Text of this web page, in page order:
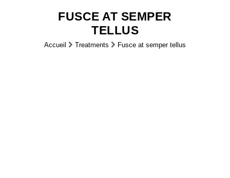
FUSCE AT SEMPER
TELLUS
Accueil Treatments Fusce at semper tellus